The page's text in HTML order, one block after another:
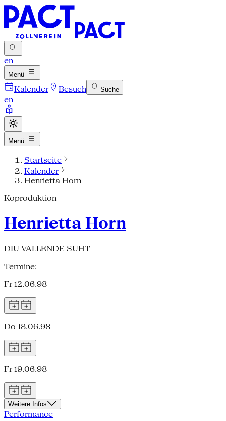
en
Menü
Kalender Besuch Suche
en
Menü
Startseite
Kalender
Henrietta Horn
Koproduktion
Henrietta Horn
DIU VALLENDE SUHT
Termine:
Fr 12.06.98
Do 18.06.98
Fr 19.06.98
Weitere Infos
Performance